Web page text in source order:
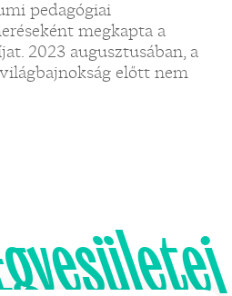
pedagógiai
megkapta a
2023 augusztusában, a
előtt nem